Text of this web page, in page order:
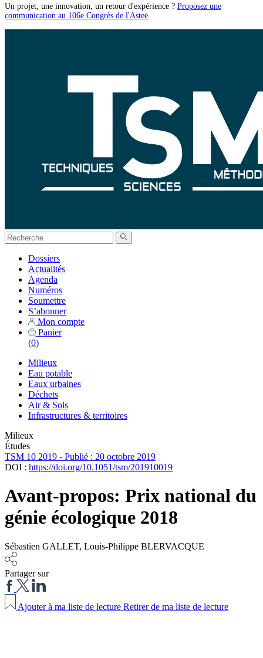
Un projet, une innovation, un retour d'expérience ? Proposez une
communication au 106e Congrès de l'Astee
Dossiers
Actualités
Agenda
Numéros
Soumettre
S’abonner
Mon compte
Panier
(0)
Milieux
Eau potable
Eaux urbaines
Déchets
Air & Sols
Infrastructures & territoires
Milieux
Études
TSM 10 2019 - Publié : 20 octobre 2019
DOI : https://doi.org/10.1051/tsm/201910019
Avant-propos: Prix national du
génie écologique 2018
Sébastien GALLET, Louis-Philippe BLERVACQUE
Partager sur
Ajouter à ma liste de lecture Retirer de ma liste de lecture